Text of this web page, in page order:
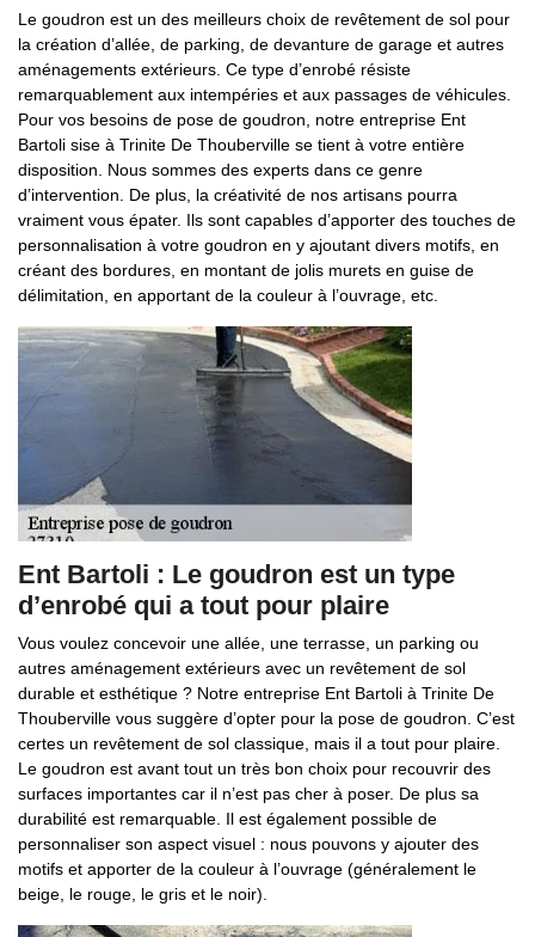
Le goudron est un des meilleurs choix de revêtement de sol pour
la création d’allée, de parking, de devanture de garage et autres
aménagements extérieurs. Ce type d’enrobé résiste
remarquablement aux intempéries et aux passages de véhicules.
Pour vos besoins de pose de goudron, notre entreprise Ent
Bartoli sise à Trinite De Thouberville se tient à votre entière
disposition. Nous sommes des experts dans ce genre
d’intervention. De plus, la créativité de nos artisans pourra
vraiment vous épater. Ils sont capables d’apporter des touches de
personnalisation à votre goudron en y ajoutant divers motifs, en
créant des bordures, en montant de jolis murets en guise de
délimitation, en apportant de la couleur à l’ouvrage, etc.
Ent Bartoli : Le goudron est un type
d’enrobé qui a tout pour plaire
Vous voulez concevoir une allée, une terrasse, un parking ou
autres aménagement extérieurs avec un revêtement de sol
durable et esthétique ? Notre entreprise Ent Bartoli à Trinite De
Thouberville vous suggère d’opter pour la pose de goudron. C’est
certes un revêtement de sol classique, mais il a tout pour plaire.
Le goudron est avant tout un très bon choix pour recouvrir des
surfaces importantes car il n’est pas cher à poser. De plus sa
durabilité est remarquable. Il est également possible de
personnaliser son aspect visuel : nous pouvons y ajouter des
motifs et apporter de la couleur à l’ouvrage (généralement le
beige, le rouge, le gris et le noir).